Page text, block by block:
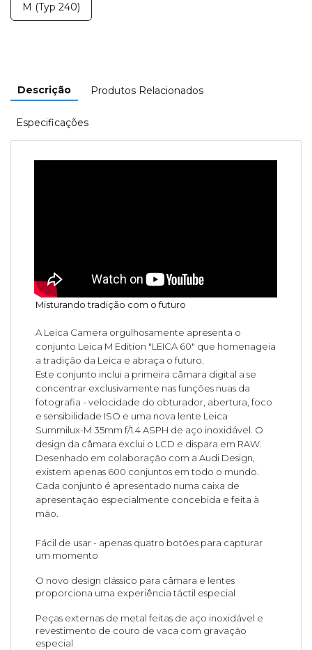
M (Typ 240)
Descrição Produtos Relacionados
Especificações
Misturando tradição com o futuro
A Leica Camera orgulhosamente apresenta o
conjunto Leica M Edition "LEICA 60" que homenageia
a tradição da Leica e abraça o futuro.
Este conjunto inclui a primeira câmara digital a se
concentrar exclusivamente nas funções nuas da
fotografia - velocidade do obturador, abertura, foco
e sensibilidade ISO e uma nova lente Leica
Summilux-M 35mm f/1.4 ASPH de aço inoxidável. O
design da câmara exclui o LCD e dispara em RAW.
Desenhado em colaboração com a Audi Design,
existem apenas 600 conjuntos em todo o mundo.
Cada conjunto é apresentado numa caixa de
apresentação especialmente concebida e feita à
mão.
Fácil de usar - apenas quatro botões para capturar
um momento
O novo design clássico para câmara e lentes
proporciona uma experiência táctil especial
Peças externas de metal feitas de aço inoxidável e
revestimento de couro de vaca com gravação
especial